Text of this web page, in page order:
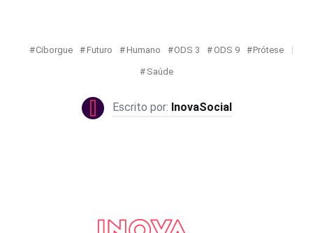
Ciborgue Futuro Humano ODS 3 ODS 9 Prótese
Saúde
InovaSocial